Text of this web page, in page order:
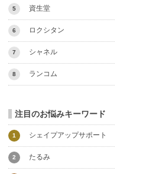
5 資生堂
6 ロクシタン
7 シャネル
8 ランコム
注目のお悩みキーワード
1 シェイプアップサポート
2 たるみ